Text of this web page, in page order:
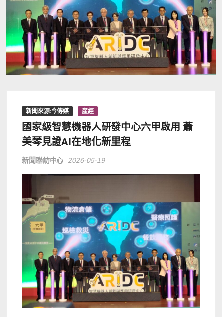
新聞來源:今傳媒 產經
國家級智慧機器人研發中心六甲啟用 蕭
美琴見證AI在地化新里程
新聞聯訪中心 2026-05-19